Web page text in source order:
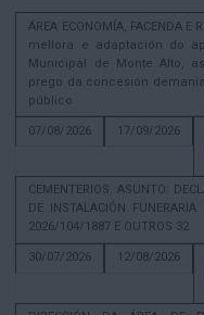
ÁREA ECONOMÍA, FACENDA
mellora e adaptación do
Municipal de Monte Alto,
prego da concesión
público
07/08/2026
17/09/2026
CEMENTERIOS. ASUNTO:
DE INSTALACIÓN
2026/104/1887 E OUTROS 32
30/07/2026
12/08/2026